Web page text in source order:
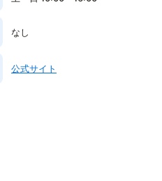
なし
公式サイト